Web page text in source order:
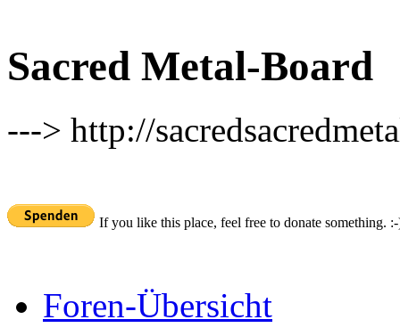
Sacred Metal-Board
---> http://
If you like this place, feel free to donate something.
Foren-Übersicht